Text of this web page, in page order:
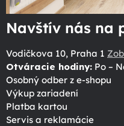
Navštív nás na
Vodičkova 10, Praha 1
Otváracie hodiny: Po –
Osobný odber z e-shopu
Výkup zariadení
Platba kartou
Servis a reklamácie